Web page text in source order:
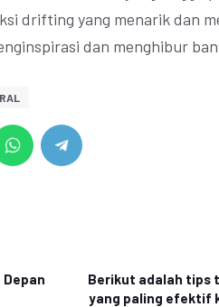
drifting yang menarik dan
dan menghibur
Berikut adalah tips
yang paling efektif